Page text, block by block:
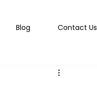
Blog Contact Us